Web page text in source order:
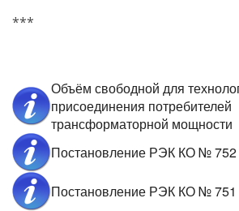
***
Объём свободной для
присоединения потребителей
трансформаторной мощности
Постановление РЭК КО № 752
Постановление РЭК КО № 751